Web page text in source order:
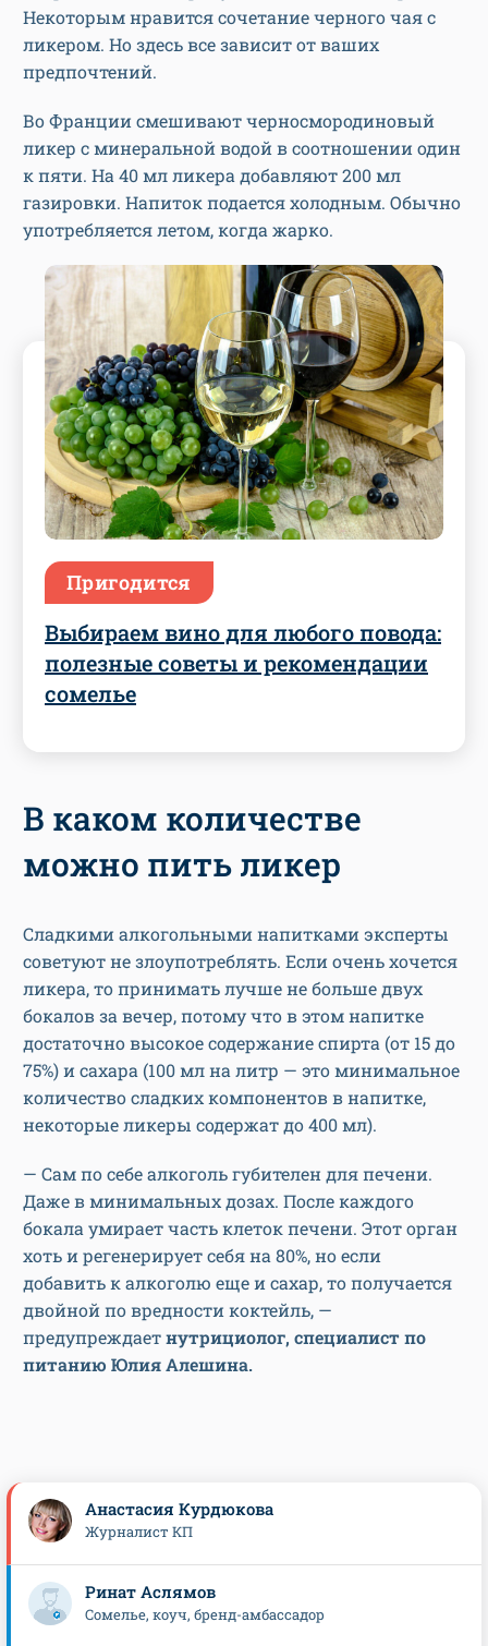
Некоторым нравится сочетание черного чая с
ликером. Но здесь все зависит от ваших
предпочтений.
Во Франции смешивают черносмородиновый
ликер с минеральной водой в соотношении один
к пяти. На 40 мл ликера добавляют 200 мл
газировки. Напиток подается холодным. Обычно
употребляется летом, когда жарко.
Пригодится
Выбираем вино для любого повода:
полезные советы и рекомендации
сомелье
В каком количестве
можно пить ликер
Сладкими алкогольными напитками эксперты
советуют не злоупотреблять. Если очень хочется
ликера, то принимать лучше не больше двух
бокалов за вечер, потому что в этом напитке
достаточно высокое содержание спирта (от 15 до
75%) и сахара (100 мл на литр — это минимальное
количество сладких компонентов в напитке,
некоторые ликеры содержат до 400 мл).
— Сам по себе алкоголь губителен для печени.
Даже в минимальных дозах. После каждого
бокала умирает часть клеток печени. Этот орган
хоть и регенерирует себя на 80%, но если
добавить к алкоголю еще и сахар, то получается
двойной по вредности коктейль, —
предупреждаетнутрициолог, специалист по
питанию Юлия Алешина.
Анастасия Курдюкова
Журналист КП
Ринат Аслямов
Сомелье, коуч, бренд-амбассадор